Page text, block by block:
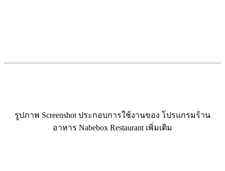
รูปภาพ Screenshot ประกอบการใช้งานของ โปรแกรมร้าน
อาหาร Nabebox Restaurant เพิ่มเติม